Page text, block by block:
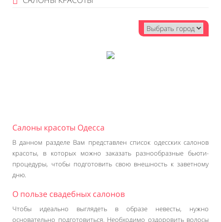
Салоны красоты Одесса
В данном разделе Вам представлен список одесских салонов
красоты, в которых можно заказать разнообразные бьюти-
процедуры, чтобы подготовить свою внешность к заветному
дню.
О пользе свадебных салонов
Чтобы идеально выглядеть в образе невесты, нужно
основательно подготовиться. Необходимо оздоровить волосы